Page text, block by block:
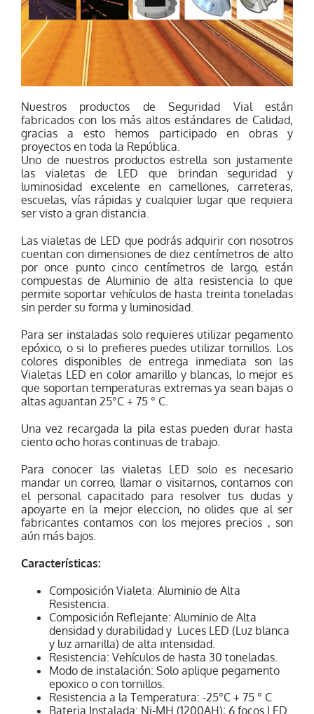
Nuestros productos de Seguridad Vial están
fabricados con los más altos estándares de Calidad,
gracias a esto hemos participado en obras y
proyectos en toda la República.
Uno de nuestros productos estrella son justamente
las vialetas de LED que brindan seguridad y
luminosidad excelente en camellones, carreteras,
escuelas, vías rápidas y cualquier lugar que requiera
ser visto a gran distancia.
Las vialetas de LED que podrás adquirir con nosotros
cuentan con dimensiones de diez centímetros de alto
por once punto cinco centímetros de largo, están
compuestas de Aluminio de alta resistencia lo que
permite soportar vehículos de hasta treinta toneladas
sin perder su forma y luminosidad.
Para ser instaladas solo requieres utilizar pegamento
epóxico, o si lo prefieres puedes utilizar tornillos. Los
colores disponibles de entrega inmediata son las
Vialetas LED en color amarillo y blancas, lo mejor es
que soportan temperaturas extremas ya sean bajas o
altas aguantan 25°C + 75 ° C.
Una vez recargada la pila estas pueden durar hasta
ciento ocho horas continuas de trabajo.
Para conocer las vialetas LED solo es necesario
mandar un correo, llamar o visitarnos, contamos con
el personal capacitado para resolver tus dudas y
apoyarte en la mejor eleccion, no olides que al ser
fabricantes contamos con los mejores precios , son
aún más bajos.
Características:
Composición Vialeta: Aluminio de Alta
Resistencia.
Composición Reflejante: Aluminio de Alta
densidad y durabilidad y Luces LED (Luz blanca
y luz amarilla) de alta intensidad.
Resistencia: Vehículos de hasta 30 toneladas.
Modo de instalación: Solo aplique pegamento
epoxico o con tornillos.
Resistencia a la Temperatura: -25°C + 75 ° C
Bateria Instalada: Ni-MH (1200AH); 6 focos LED